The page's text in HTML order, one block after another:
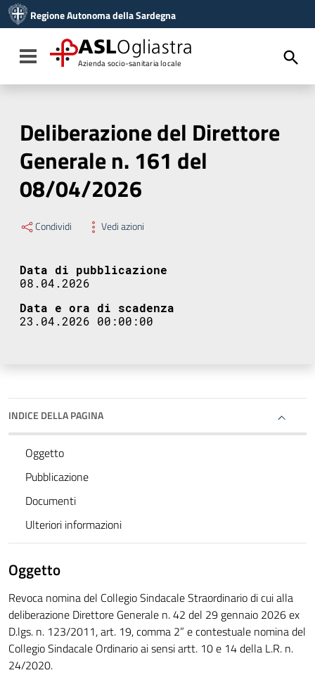
Vai al menu di navigazione
Vai al footer
Regione Autonoma della Sardegna
Toggle navigation
ASLOgliastra
Azienda socio-sanitaria locale
Deliberazione del Direttore
Generale n. 161 del
08/04/2026
Condividi Vedi azioni
Data di pubblicazione
08.04.2026
Data e ora di scadenza
23.04.2026 00:00:00
INDICE DELLA PAGINA
Oggetto
Pubblicazione
Documenti
Ulteriori informazioni
Oggetto
Revoca nomina del Collegio Sindacale Straordinario di cui alla
deliberazione Direttore Generale n. 42 del 29 gennaio 2026 ex
D.lgs. n. 123/2011, art. 19, comma 2” e contestuale nomina del
Collegio Sindacale Ordinario ai sensi artt. 10 e 14 della L.R. n.
24/2020.